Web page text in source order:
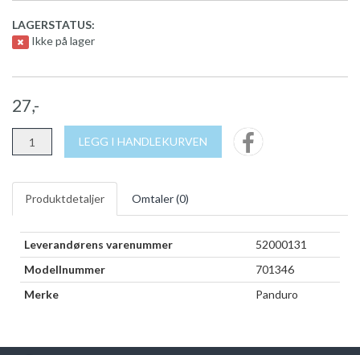
LAGERSTATUS:
Ikke på lager
27,-
LEGG I HANDLEKURVEN
Produktdetaljer Omtaler (0)
Leverandørens varenummer
52000131
Modellnummer
701346
Merke
Panduro